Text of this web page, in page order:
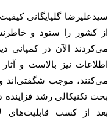
گلپایگانی کیفیت
کشور را ستود و
الآن در کمپانی
نیز بالاست و
موجب شگفتی‌اند و
تکنیکالی رشد فزاینده
از کسب قابلیت‌های